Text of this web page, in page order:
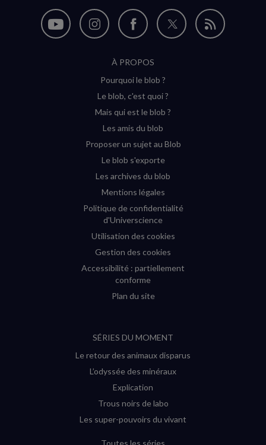
Nous
Nous
Instagram
(nouvelle
Nous
sur
Facebook
(nouvelle
Nous
Flux
À PROPOS
Pourquoi le blob ?
Le blob, c'est quoi ?
Mais qui est le blob ?
Les amis du blob
Proposer un sujet au Blob
Le blob s'exporte
Les archives du blob
Mentions légales
Politique de confidentialité
d'Universcience
Utilisation des cookies
Gestion des cookies
Accessibilité : partiellement
conforme
Plan du site
SÉRIES DU MOMENT
Le retour des animaux disparus
L’odyssée des minéraux
Explication
Trous noirs de labo
Les super-pouvoirs du vivant
Toutes les séries